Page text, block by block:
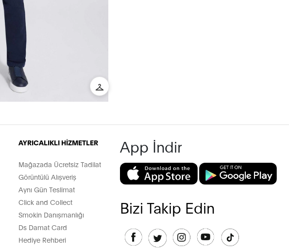
AYRICALIKLI HİZMETLER
Mağazada Ücretsiz Tadilat
Görüntülü Alışveriş
Aynı Gün Teslimat
Click and Collect
Smokin Danışmanlığı
Ds Damat Card
Hediye Rehberi
App İndir
Bizi Takip Edin